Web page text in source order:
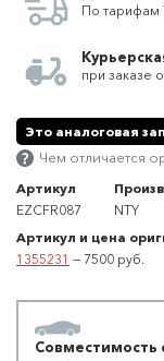
По тарифам
при заказе
Это аналоговая
Чем отличается
Артикул
EZCFR087
NTY
Артикул и цена
1355231 — 7500 руб.
Совместимость